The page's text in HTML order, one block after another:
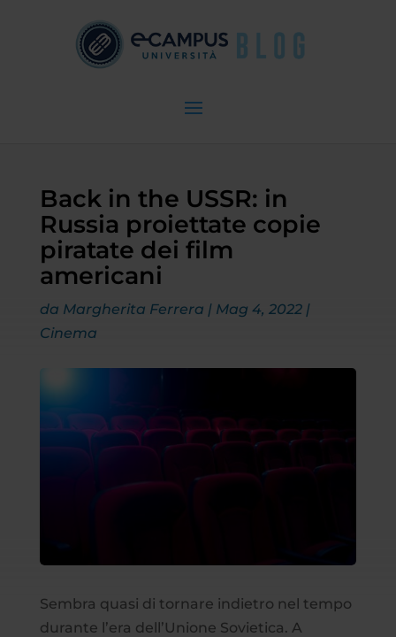
Back in the USSR: in
Russia proiettate copie
piratate dei film
americani
da Margherita Ferrera | Mag 4, 2022|
Cinema
Sembra quasi di tornare indietro nel tempo
durante l’era dell’Unione Sovietica. A